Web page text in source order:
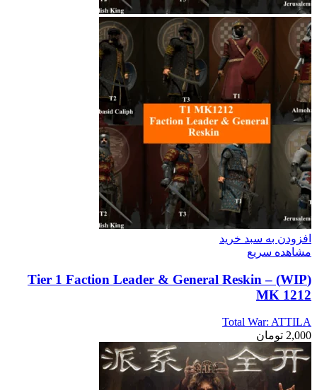
افزودن به سبد خرید
مشاهده سریع
(WIP) Tier 1 Faction Leader & General Reskin –
MK 1212
Total War: ATTILA
2,000 تومان